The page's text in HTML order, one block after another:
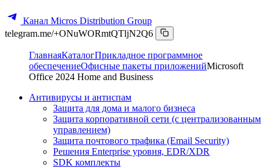
Канал Micros Distribution Group
telegram.me/+ONuWORmtQTljN2Q6
ГлавнаяКаталогПрикладное программное
обеспечениеОфисные пакеты приложенийMicrosoft
Office 2024 Home and Business
Антивирусы и антиспам
Защита для дома и малого бизнеса
Защита корпоративной сети (с централизованным
управлением)
Защита почтового трафика (Email Security)
Решения Enterprise уровня, EDR/XDR
SDK комплекты